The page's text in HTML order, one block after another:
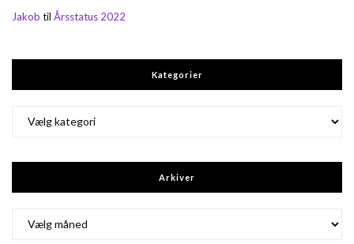
Jakob til Årsstatus 2022
Kategorier
Arkiver